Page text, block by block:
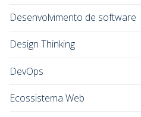
Desenvolvimento de software
Design Thinking
DevOps
Ecossistema Web